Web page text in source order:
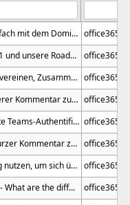
Entra (ehem. Azure) User einfach mit dem Domino Directory synchronisieren? So einfach geht’s! office365
DOMI im Verse-Kalender 3.2.1 und unsere Roadmap in Sachen Teams@Notes und MS O365-Integrationen
office365
Ein NDO365-Projekt: Stärken vereinen, Zusammenarbeit perfektionieren - Mails & Dokumente projektbezogen verwalten und im MS O365 mit Kollegen zeitgleich bearbeiten office365
Der MS Cloud GAU - Ein weiterer Kommentar zum Thema „Microsoft Cloud und Datenschutz“ office365
Teams@Notes Update: Direkte Teams-Authentifizierung über den HCL Notes-Kalender ohne extra Meeting office365
Die Mischung macht's - Ein kurzer Kommentar zum Thema „Microsoft Cloud und Datenschutz“ office365
Multi-Faktor-Authentifizierung nutzen, um sich über den HCL Notes Kalender in MS Teams anzumelden office365
Teams@Notes vs. HCL DOMI - What are the differences and strengths of the two solutions?
office365